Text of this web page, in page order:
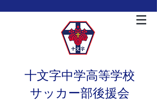
十文字中学高等学校
サッカー部後援会